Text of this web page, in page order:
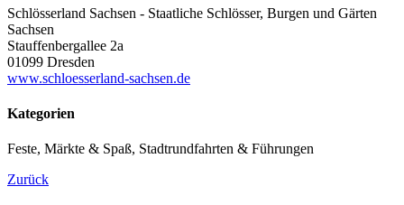
Schlösserland Sachsen - Staatliche Schlösser, Burgen und Gärten
Sachsen
Stauffenbergallee 2a
01099 Dresden
www.schloesserland-sachsen.de
Kategorien
Feste, Märkte & Spaß, Stadtrundfahrten & Führungen
Zurück